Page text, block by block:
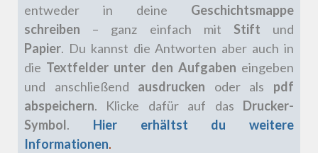
entweder in deine Geschichtsmappe
schreiben – ganz einfach mit Stift und
Papier. Du kannst die Antworten aber auch in
die Textfelder unter den Aufgaben eingeben
und anschließend ausdrucken oder als pdf
abspeichern. Klicke dafür auf das Drucker-
Symbol.
Hier erhältst du weitere
Informationen.